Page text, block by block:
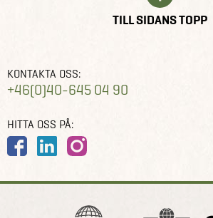
TILL SIDANS TOPP
KONTAKTA OSS:
+46(0)40-645 04 90
HITTA OSS PÅ: